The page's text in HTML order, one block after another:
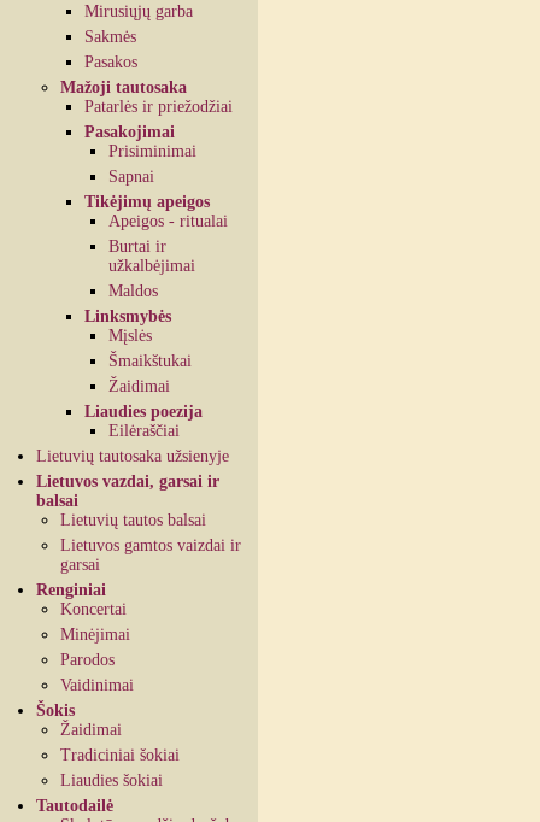
Mirusiųjų garba
Sakmės
Pasakos
Mažoji tautosaka
Patarlės ir priežodžiai
Pasakojimai
Prisiminimai
Sapnai
Tikėjimų apeigos
Apeigos - ritualai
Burtai ir
užkalbėjimai
Maldos
Linksmybės
Mįslės
Šmaikštukai
Žaidimai
Liaudies poezija
Eilėraščiai
Lietuvių tautosaka užsienyje
Lietuvos vazdai, garsai ir
balsai
Lietuvių tautos balsai
Lietuvos gamtos vaizdai ir
garsai
Renginiai
Koncertai
Minėjimai
Parodos
Vaidinimai
Šokis
Žaidimai
Tradiciniai šokiai
Liaudies šokiai
Tautodailė